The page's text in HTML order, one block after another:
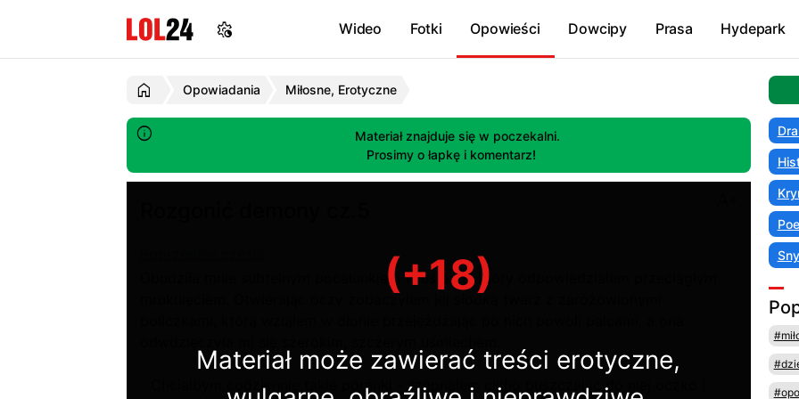
Wideo Fotki Opowieści Dowcipy Prasa Hydepark
Opowiadania Miłosne, Erotyczne
Materiał znajduje się w poczekalni.
Prosimy o łapkę i komentarz!
(+18)
Materiał może zawierać treści erotyczne,
Obudziła mnie subtelnym pocałunkiem w usta, na który odpowiedziałem przeciągłym
- Chciałbym codziennie takie poranki - szepnąłem cicho puszczając do niej oczko i
Sny